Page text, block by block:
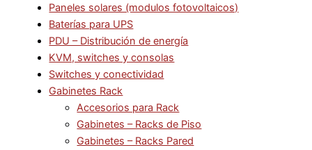
Paneles solares (modulos fotovoltaicos)
Baterías para UPS
PDU – Distribución de energía
KVM, switches y consolas
Switches y conectividad
Gabinetes Rack
Accesorios para Rack
Gabinetes – Racks de Piso
Gabinetes – Racks Pared